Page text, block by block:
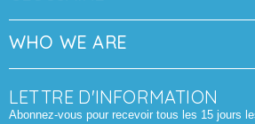
WHO WE ARE
LETTRE D'INFORMATION
Abonnez-vous pour recevoir tous les 15 jours